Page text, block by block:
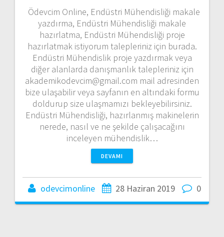
Ödevcim Online, Endüstri Mühendisliği makale
yazdırma, Endüstri Mühendisliği makale
hazırlatma, Endüstri Mühendisliği proje
hazırlatmak istiyorum talepleriniz için burada.
Endüstri Mühendislik proje yazdırmak veya
diğer alanlarda danışmanlık talepleriniz için
akademikodevcim@gmail.com mail adresinden
bize ulaşabilir veya sayfanın en altındaki formu
doldurup size ulaşmamızı bekleyebilirsiniz.
Endüstri Mühendisliği, hazırlanmış makinelerin
nerede, nasıl ve ne şekilde çalışacağını
inceleyen mühendislik…
DEVAMI
odevcimonline 28 Haziran 2019 0